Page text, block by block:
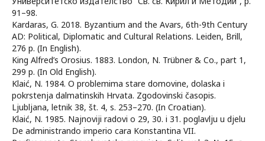
91–98.
Kardaras, G. 2018. Byzantium and the Avars, 6th-9th Century
AD: Political, Diplomatic and Cultural Relations. Leiden, Brill,
276 p. (In English).
King Alfred’s Orosius. 1883. London, N. Trübner & Co., part 1,
299 p. (In Old English).
Klaić, N. 1984. O problemima stare domovine, dolaska i
pokrstenja dalmatinskih Hrvata. Zgodovinski časopis.
Ljubljana, letnik 38, št. 4, s. 253–270. (In Croatian).
Klaić, N. 1985. Najnoviji radovi o 29, 30. i 31. poglavlju u djelu
De administrando imperio cara Konstantina VII.